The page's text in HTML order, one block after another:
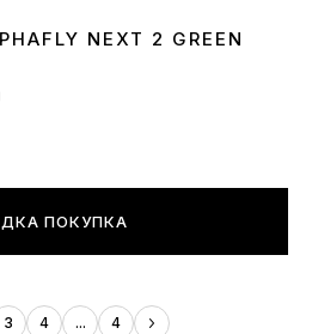
NEXT 2 GREEN
ПОКУПКА
3 4 ... 4